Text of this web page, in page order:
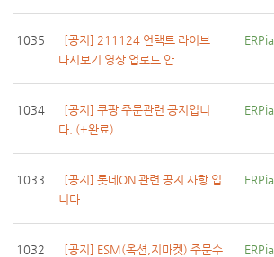
1035
[공지] 211124 언택트 라이브
다시보기 영상 업로드 안..
ERPia
1034
[공지] 쿠팡 주문관련 공지입니
다. (+완료)
ERPia
1033
[공지] 롯데ON 관련 공지 사항 입
니다
ERPia
1032
[공지] ESM(옥션,지마켓) 주문수
ERPia